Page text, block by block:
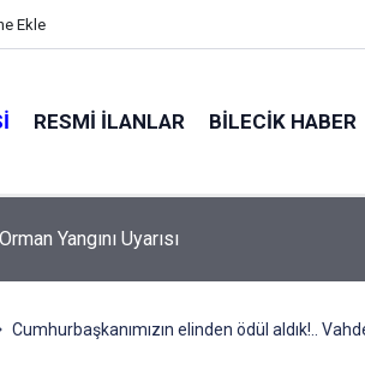
Ekle
RESMI İLANLAR BILECIK HABER
LOJMANLARIN MUHTELİF ONARIM İŞİ
Cumhurbaşkanımızın elinden ödül aldık!..